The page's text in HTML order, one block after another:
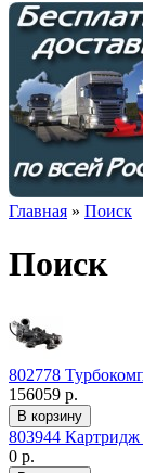
Главная » Поиск
Поиск
802778
156059 р.
803944 Картридж
0 р.